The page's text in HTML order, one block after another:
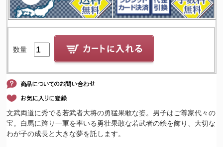
数量
文武両道に秀でる若武者大将の勇猛果敢な姿。男子はご尊家代々の
宝。白馬に跨り一軍を率いる勇壮果敢な若武者の絵を飾り、大切な
わが子の成長と大きな夢を託します。